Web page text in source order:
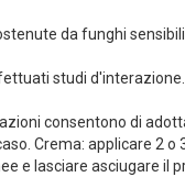
da funghi sensibili.
studi d'interazione.
consentono di
Crema: applicare 2 o
e lasciare asciugare il